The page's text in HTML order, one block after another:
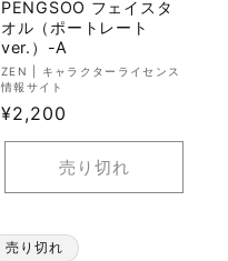
PENGSOO フェイスタ
オル（ポートレート
ver.）-A
販
売
元:
ZEN | キャラクターライセンス
情報サイト
通
常
格
¥2,200
売り切れ
売り切れ